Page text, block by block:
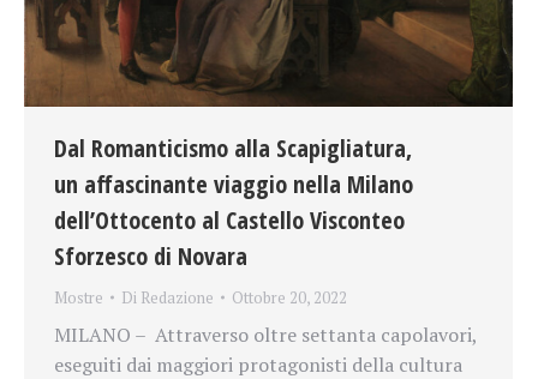
Dal Romanticismo alla Scapigliatura,
un affascinante viaggio nella Milano
dell’Ottocento al Castello Visconteo
Sforzesco di Novara
Mostre Di Redazione Ottobre 20, 2022
MILANO – Attraverso oltre settanta capolavori,
eseguiti dai maggiori protagonisti della cultura